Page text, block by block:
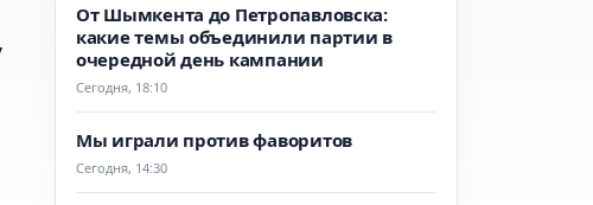
От Шымкента до Петропавловска:
какие темы объединили партии в
очередной день кампании
Сегодня, 18:10
Мы играли против фаворитов
Сегодня, 14:30